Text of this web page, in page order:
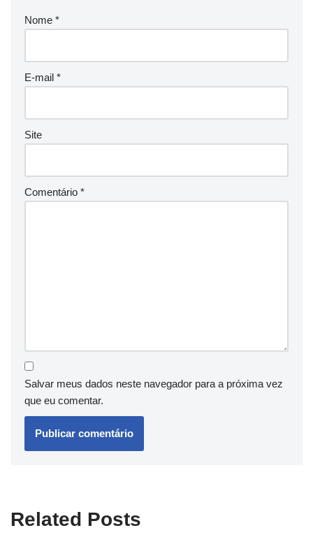
Nome *
E-mail *
Site
Comentário *
Salvar meus dados neste navegador para a próxima vez
que eu comentar.
Related Posts